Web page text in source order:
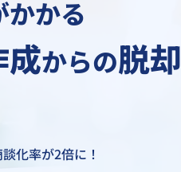
かかる
からの脱却
化率が2倍に！